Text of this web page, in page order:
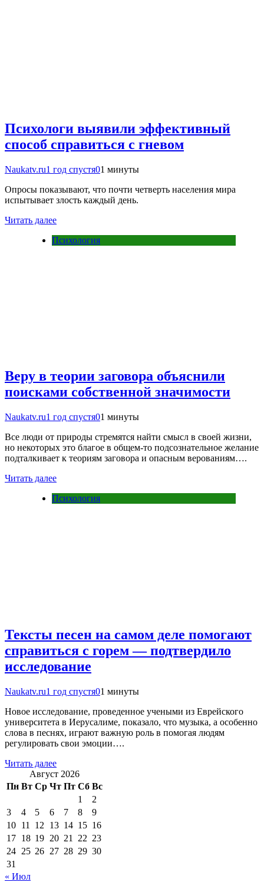
Психологи выявили эффективный
способ справиться с гневом
Naukatv.ru1 год спустя01 минуты
Опросы показывают, что почти четверть населения мира
испытывает злость каждый день.
Читать далее
Психология
Веру в теории заговора объяснили
поисками собственной значимости
Naukatv.ru1 год спустя01 минуты
Все люди от природы стремятся найти смысл в своей жизни,
но некоторых это благое в общем-то подсознательное желание
подталкивает к теориям заговора и опасным верованиям….
Читать далее
Психология
Тексты песен на самом деле помогают
справиться с горем — подтвердило
исследование
Naukatv.ru1 год спустя01 минуты
Новое исследование, проведенное учеными из Еврейского
университета в Иерусалиме, показало, что музыка, а особенно
слова в песнях, играют важную роль в помогая людям
регулировать свои эмоции….
Читать далее
Август 2026
Пн Вт Ср Чт Пт Сб Вс
1
2
3
4 5 6 7 8
9
10 11 12 13 14 15 16
17 18 19 20 21 22 23
24 25 26 27 28 29 30
31
« Июл